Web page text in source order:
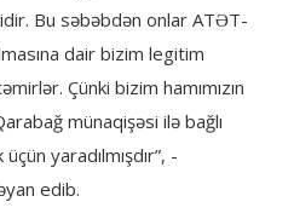
Bu səbəbdən onlar ATƏT-
dair bizim legitim
Çünki bizim hamımızın
münaqişəsi ilə bağlı
yaradılmışdır”, -
edib.